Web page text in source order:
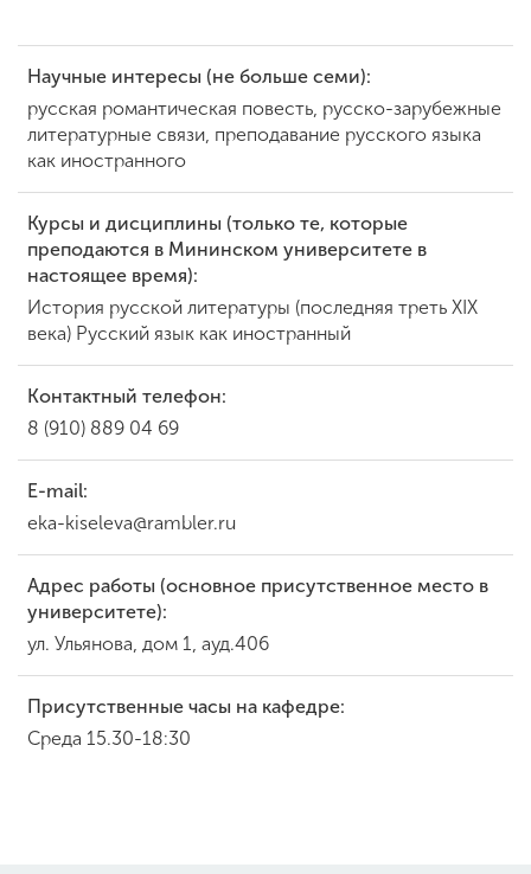
Научные интересы (не больше семи):
русская романтическая повесть, русско-зарубежные
литературные связи, преподавание русского языка
как иностранного
Курсы и дисциплины (только те, которые
преподаются в Мининском университете в
настоящее время):
История русской литературы (последняя треть XIX
века) Русский язык как иностранный
Контактный телефон:
8 (910) 889 04 69
E-mail:
eka-kiseleva@rambler.ru
Адрес работы (основное присутственное место в
университете):
ул. Ульянова, дом 1, ауд.406
Присутственные часы на кафедре:
Среда 15.30-18:30